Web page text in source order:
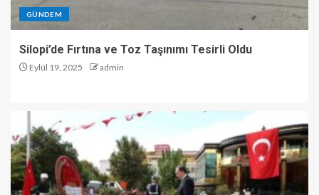
GÜNDEM
Silopi’de Fırtına ve Toz Taşınımı Tesirli Oldu
Eylül 19, 2025 admin